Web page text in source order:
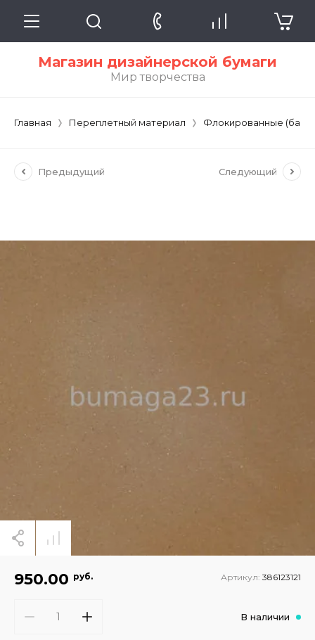
Магазин дизайнерской бумаги
Мир творчества
Главная Переплетный материал Флокированные
Предыдущий Следующий
950.00 руб. Артикул: 386123121
В наличии